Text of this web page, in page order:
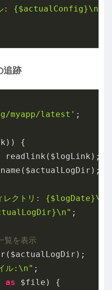
ル: {$actualConfig}\n"
追跡
myapp/latest' ;
{
readlink($logLink);
レクトリ: {$logDate}\n"
;
を表示
ル:\n" ;
as $file) {